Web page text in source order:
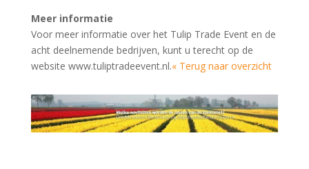
Meer informatie
Voor meer informatie over het Tulip Trade Event en de
acht deelnemende bedrijven, kunt u terecht op de
website www.tuliptradeevent.nl.« Terug naar overzicht